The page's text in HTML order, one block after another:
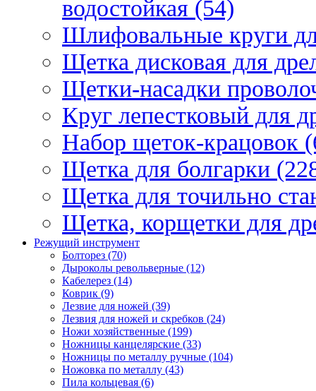
водостойкая (54)
Шлифовальные круги
Щетка дисковая для
Щетки-насадки
Круг лепестковый для
Набор щеток-крацовок
Щетка для болгарки
Щетка для точильно
Щетка, корщетки для
Режущий инструмент
Болторез (70)
Дыроколы револьверные (12)
Кабелерез (14)
Коврик (9)
Лезвие для ножей (39)
Лезвия для ножей и скребков (24)
Ножи хозяйственные (199)
Ножницы канцелярские (33)
Ножницы по металлу ручные (104)
Ножовка по металлу (43)
Пила кольцевая (6)